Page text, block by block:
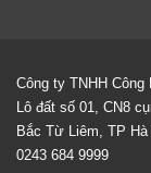
Công ty TNHH Công
Lô đất số 01, CN8
Bắc Từ Liêm, TP Hà
0243 684 9999